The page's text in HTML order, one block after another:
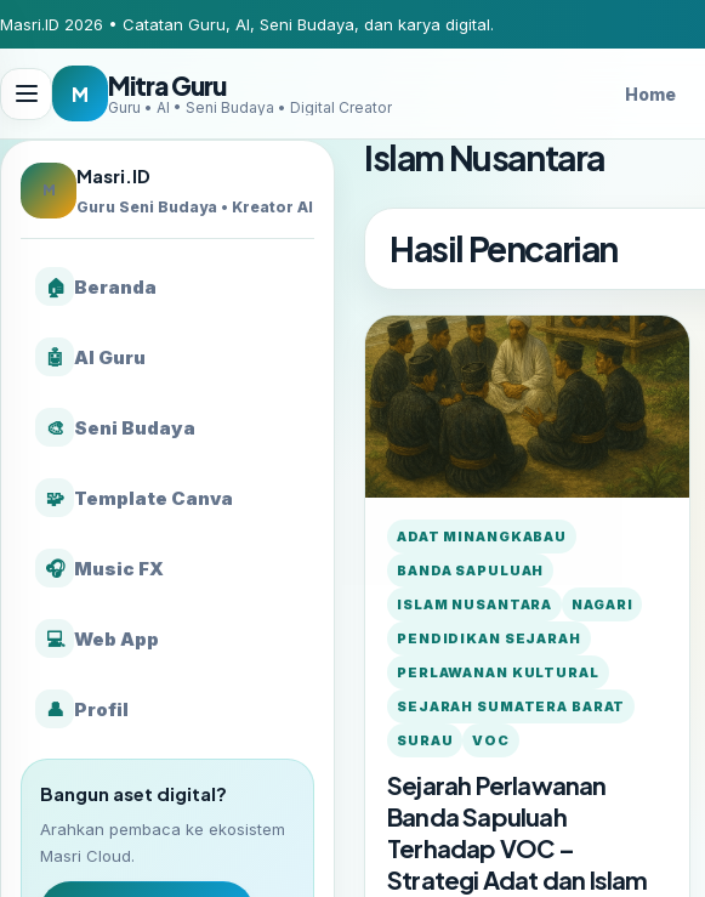
Masri.ID 2026 • Catatan Guru, AI, Seni Budaya, dan karya digital.
M Mitra Guru
Guru • AI • Seni Budaya • Digital Creator
Home
M
Masri.ID
Guru Seni Budaya • Kreator AI
🏠 Beranda
🤖 AI Guru
🎨 Seni Budaya
🧩 Template Canva
🎧 Music FX
💻 Web App
👤 Profil
Bangun aset digital?
Arahkan pembaca ke ekosistem
Masri Cloud.
Islam Nusantara
Hasil Pencarian
ADAT MINANGKABAU
BANDA SAPULUAH
ISLAM NUSANTARA
NAGARI
PENDIDIKAN SEJARAH
PERLAWANAN KULTURAL
SEJARAH SUMATERA BARAT
SURAU
VOC
Sejarah Perlawanan
Banda Sapuluah
Terhadap VOC –
Strategi Adat dan Islam